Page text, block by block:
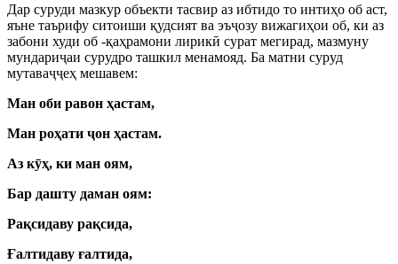
Дар суруди мазкур объекти тасвир аз ибтидо то интиҳо об аст,
яъне таърифу ситоиши қудсият ва эъҷозу вижагиҳои об, ки аз
забони худи об -қаҳрамони лирикӣ сурат мегирад, мазмуну
мундариҷаи сурудро ташкил менамояд. Ба матни суруд
мутаваҷҷеҳ мешавем:
Ман оби равон ҳастам,
Ман роҳати ҷон ҳастам.
Аз кӯҳ, ки ман оям,
Бар дашту даман оям:
Рақсидаву рақсида,
Ғалтидаву ғалтида,